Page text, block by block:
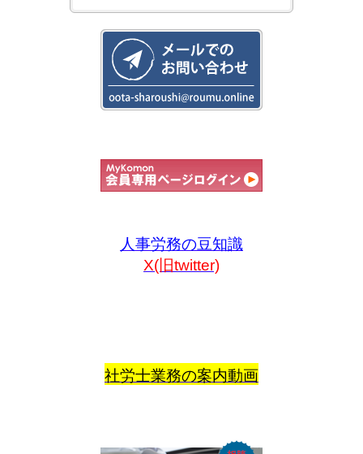
人事労務の豆知識
X(旧twitter)
社労士業務の案内動画